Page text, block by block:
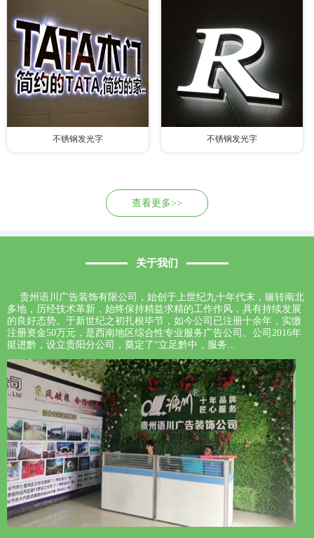
不锈钢发光字 不锈钢发光字
查看更多>>
关于我们
贵州语川广告装饰有限公司，始创于上世纪九十年代末，辗转南北
多地，历经技术革新，始终保持精益求精的工作作风，具有持续发展
的良好态势。于新世纪之初扎根毕节，如今公司已注册十余年，实缴
注册资金50万元，是西南地区综合性专业服务广告公司。公司2016年
挺进黔，设立贵阳分公司，奠定了“立足黔中，服务...